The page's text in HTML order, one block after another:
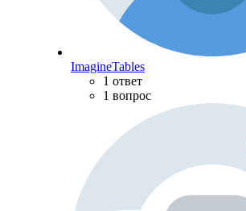
ImagineTables
1 ответ
1 вопрос